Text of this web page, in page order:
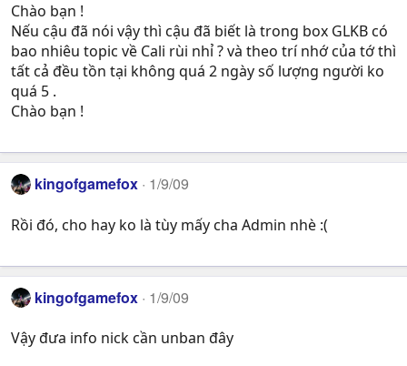
Chào bạn !
Nếu cậu đã nói vậy thì cậu đã biết là trong box GLKB có
bao nhiêu topic về Cali rùi nhỉ ? và theo trí nhớ của tớ thì
tất cả đều tồn tại không quá 2 ngày số lượng người ko
quá 5 .
Chào bạn !
kingofgamefox 1/9/09
Rồi đó, cho hay ko là tùy mấy cha Admin nhè :(
kingofgamefox 1/9/09
Vậy đưa info nick cần unban đây